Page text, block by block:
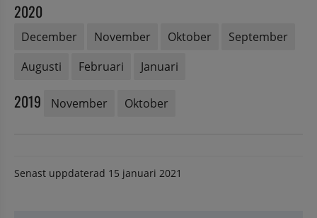
2020
December November Oktober
September
Augusti
Februari Januari
2019 November Oktober
Senast uppdaterad 15 januari 2021